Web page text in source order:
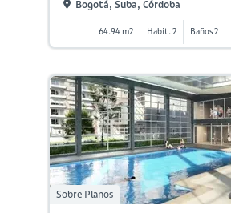
Bogotá, Suba, Córdoba
64.94 m2 Habit. 2 Baños 2
Sobre Planos